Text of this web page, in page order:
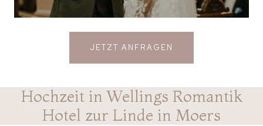
JETZT ANFRAGEN
Hochzeit in Wellings Romantik
Hotel zur Linde in Moers